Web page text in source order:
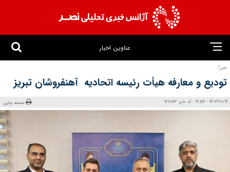
عناوین اخبار
خبر/
تودیع و معارفه هیأت رئیسه اتحادیه آهنفروشان تبریز
1403/10/19 - 19:54 - کد خبر: 128813 نسخه چاپی